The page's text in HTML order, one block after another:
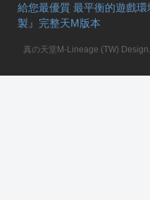
給您最優質 最平衡的遊戲
製』完整天M版本
真の天堂M-Lineage (TW)